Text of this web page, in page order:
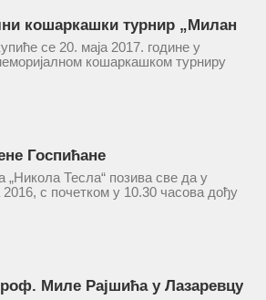
кошаркашки турнир „Милан
у Апатину 20. маја 2017.
се 20. маја 2017. године у
кошаркашком турниру
Као и прошле године,
Личког Осика, Плашког, као и
из...
Госпићане
Тесла“ позива све да у
с почетком у 10.30 часова дођу
у Борчи (Улица Вука Караџића
парастос за...
Миле Рајшића у Лазаревцу